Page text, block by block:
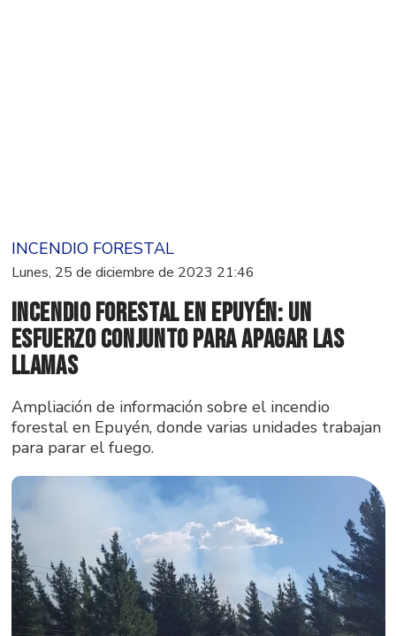
INCENDIO FORESTAL
Lunes, 25 de diciembre de 2023 21:46
Incendio forestal en Epuyén: Un
esfuerzo conjunto para apagar las
llamas
Ampliación de información sobre el incendio
forestal en Epuyén, donde varias unidades trabajan
para parar el fuego.